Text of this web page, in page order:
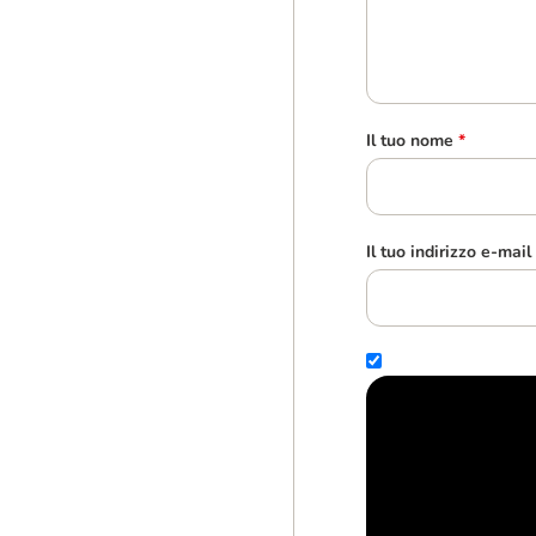
Il tuo nome *
Il tuo indirizzo e-mail